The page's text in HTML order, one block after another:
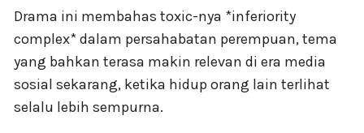
Drama ini membahas toxic-nya *inferiority
complex* dalam persahabatan perempuan, tema
yang bahkan terasa makin relevan di era media
sosial sekarang, ketika hidup orang lain terlihat
selalu lebih sempurna.